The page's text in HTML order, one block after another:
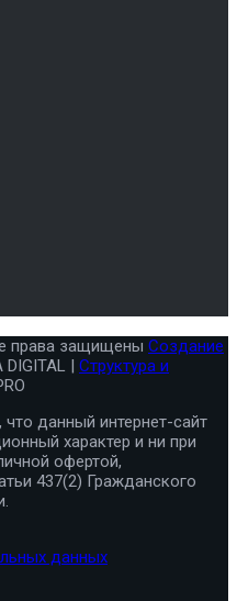
права защищены Создание
DIGITAL | Структура и
данный интернет-сайт
характер и ни при
офертой,
437(2) Гражданского
данных